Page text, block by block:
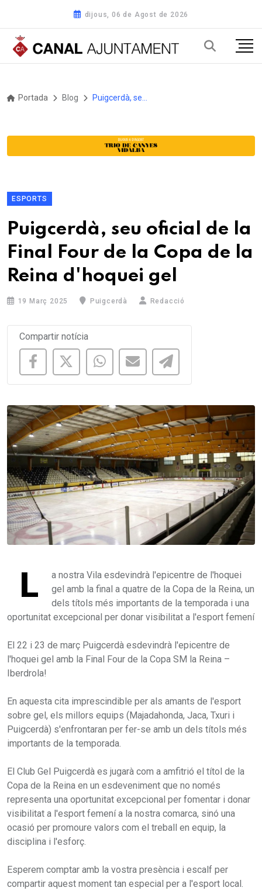
dijous, 06 de Agost de 2026
Portada Blog
ESPORTS
Puigcerdà, seu oficial de la
Final Four de la Copa de la
Reina d'hoquei gel
19 Març 2025 Puigcerdà Redacció
Compartir notícia
L
a nostra Vila esdevindrà l'epicentre de l'hoquei
gel amb la final a quatre de la Copa de la Reina, un
dels títols més importants de la temporada i una
oportunitat excepcional per donar visibilitat a l'esport femení
El 22 i 23 de març Puigcerdà esdevindrà l'epicentre de
l'hoquei gel amb la Final Four de la Copa SM la Reina –
Iberdrola!
En aquesta cita imprescindible per als amants de l'esport
sobre gel, els millors equips (Majadahonda, Jaca, Txuri i
Puigcerdà) s'enfrontaran per fer-se amb un dels títols més
importants de la temporada.
El Club Gel Puigcerdà es jugarà com a amfitrió el títol de la
Copa de la Reina en un esdeveniment que no només
representa una oportunitat excepcional per fomentar i donar
visibilitat a l'esport femení a la nostra comarca, sinó una
ocasió per promoure valors com el treball en equip, la
disciplina i l'esforç.
Esperem comptar amb la vostra presència i escalf per
compartir aquest moment tan especial per a l'esport local.